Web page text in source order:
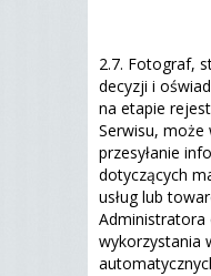
2.7. Fotograf,
decyzji i
na etapie
Serwisu, może
przesyłanie
dotyczących
usług lub
Administratora
wykorzystania